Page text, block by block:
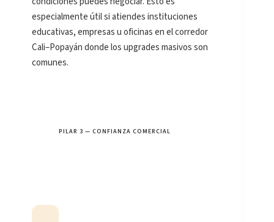
especialmente útil si atiendes instituciones
educativas, empresas u oficinas en el corredor
Cali–Popayán donde los upgrades masivos son
comunes.
PILAR 3 — CONFIANZA COMERCIAL